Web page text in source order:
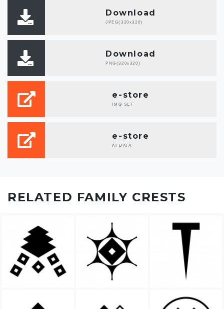
Download
JPEG(320x320)
Download
PNG(320x320)
e-store
IMG SET
e-store
AI DATA
RELATED FAMILY CRESTS